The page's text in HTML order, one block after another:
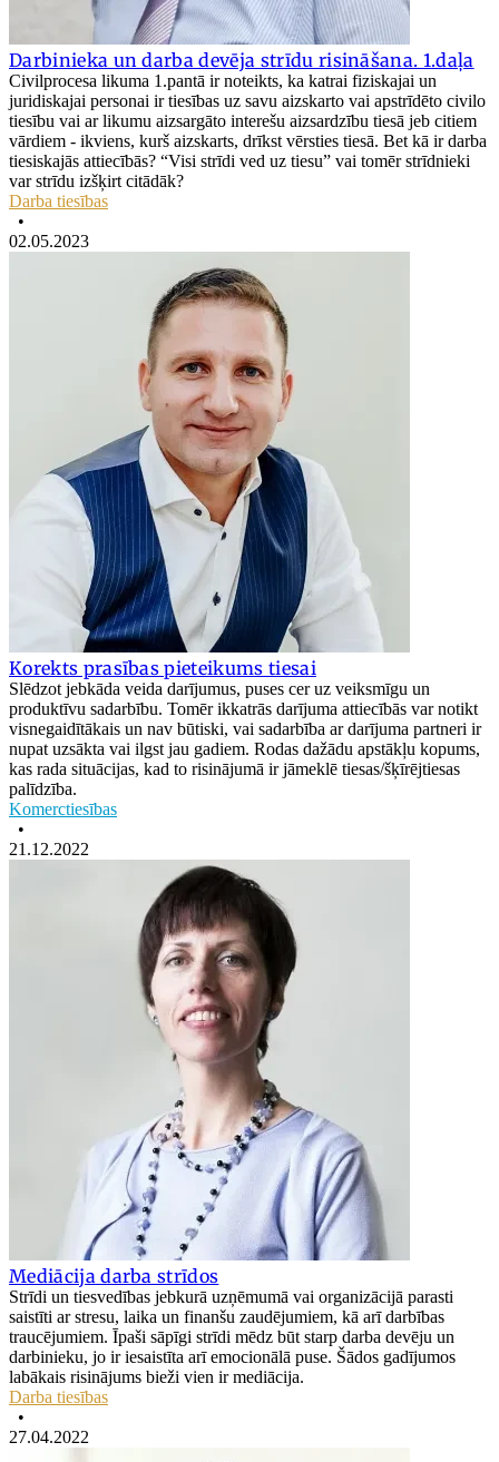
Darbinieka un darba devēja strīdu risināšana. 1.daļa
Civilprocesa likuma 1.pantā ir noteikts, ka katrai fiziskajai un
juridiskajai personai ir tiesības uz savu aizskarto vai apstrīdēto civilo
tiesību vai ar likumu aizsargāto interešu aizsardzību tiesā jeb citiem
vārdiem - ikviens, kurš aizskarts, drīkst vērsties tiesā. Bet kā ir darba
tiesiskajās attiecībās? “Visi strīdi ved uz tiesu” vai tomēr strīdnieki
var strīdu izšķirt citādāk?
Darba tiesības
•
02.05.2023
Korekts prasības pieteikums tiesai
Slēdzot jebkāda veida darījumus, puses cer uz veiksmīgu un
produktīvu sadarbību. Tomēr ikkatrās darījuma attiecībās var notikt
visnegaidītākais un nav būtiski, vai sadarbība ar darījuma partneri ir
nupat uzsākta vai ilgst jau gadiem. Rodas dažādu apstākļu kopums,
kas rada situācijas, kad to risinājumā ir jāmeklē tiesas/šķīrējtiesas
palīdzība.
Komerctiesības
•
21.12.2022
Mediācija darba strīdos
Strīdi un tiesvedības jebkurā uzņēmumā vai organizācijā parasti
saistīti ar stresu, laika un finanšu zaudējumiem, kā arī darbības
traucējumiem. Īpaši sāpīgi strīdi mēdz būt starp darba devēju un
darbinieku, jo ir iesaistīta arī emocionālā puse. Šādos gadījumos
labākais risinājums bieži vien ir mediācija.
Darba tiesības
•
27.04.2022